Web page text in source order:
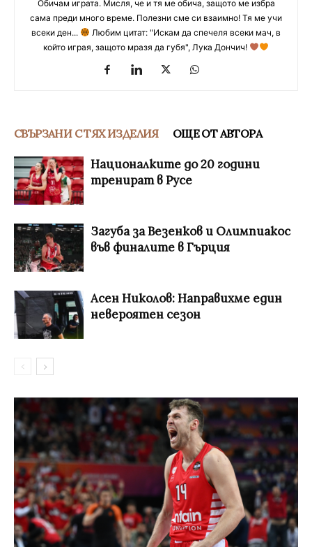
Обичам играта. Мисля, че и тя ме обича, защото ме избра
сама преди много време. Полезни сме си взаимно! Тя ме учи
всеки ден...
Любим цитат: "Искам да спечеля всеки мач, в
който играя, защото мразя да губя", Лука Дончич!
СВЪРЗАНИ С ТЯХ ИЗДЕЛИЯ ОЩЕ ОТ АВТОРА
Националките до 20 години
тренират в Русе
Загуба за Везенков и Олимпиакос
във финалите в Гърция
Асен Николов: Направихме един
невероятен сезон